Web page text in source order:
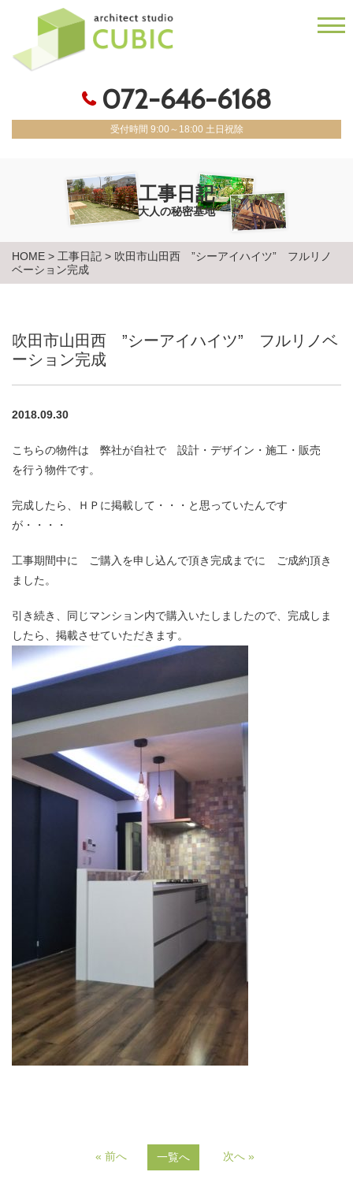
072-646-6168
受付時間 9:00～18:00 土日祝除
ホーム
― 新築・設計・施工
― リフォーム・リノベーション
― 賃貸リノベーション
― 不動産部門
施工事例
工事日記
工事日記
大人の秘密基地
HOME > 工事日記 > 吹田市山田西 ”シーアイハイツ” フルリノ
ベーション完成
吹田市山田西 ”シーアイハイツ” フルリノベ
ーション完成
2018.09.30
こちらの物件は 弊社が自社で 設計・デザイン・施工・販売
を行う物件です。
完成したら、ＨＰに掲載して・・・と思っていたんです
が・・・・
工事期間中に ご購入を申し込んで頂き完成までに ご成約頂き
ました。
引き続き、同じマンション内で購入いたしましたので、完成しま
したら、掲載させていただきます。
« 前へ 一覧へ 次へ »